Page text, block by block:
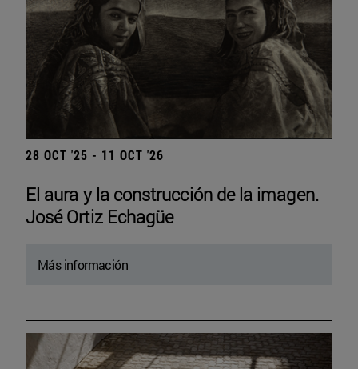
28 OCT '25 - 11 OCT '26
El aura y la construcción de la imagen.
José Ortiz Echagüe
Más información